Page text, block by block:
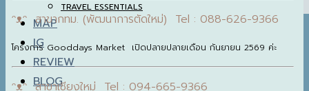
TRAVEL ESSENTIALS
MAP
IG
REVIEW
BLOG
ᵔᴥᵔ สาขากทม. (พัฒนาการตัดใหม่) Tel : 088-626-9366
โครงการ Gooddays Market เปิดปลายปลายเดือน กันยายน 2569 ค่ะ
ᵔᴥᵔ สาขาเชียงใหม่ Tel : 094-665-9366